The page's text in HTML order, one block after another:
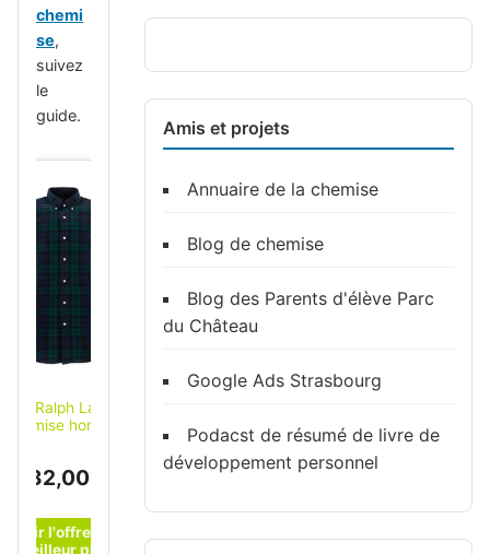
chemi
se,
suivez
le
guide.
Polo Ralph Lauren
chemise homme
Vert XL
132,00 €
Amis et projets
Annuaire de la chemise
Blog de chemise
Blog des Parents d'élève Parc
du Château
Google Ads Strasbourg
Podacst de résumé de livre de
développement personnel